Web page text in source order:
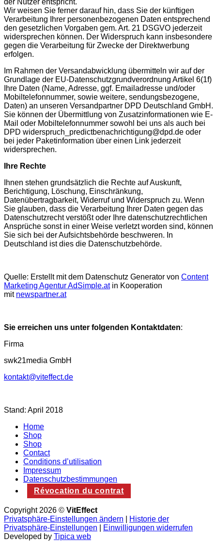
Wir weisen Sie ferner darauf hin, dass Sie der künftigen
Verarbeitung Ihrer personenbezogenen Daten entsprechend
den gesetzlichen Vorgaben gem. Art. 21 DSGVO jederzeit
widersprechen können. Der Widerspruch kann insbesondere
gegen die Verarbeitung für Zwecke der Direktwerbung
erfolgen.
Im Rahmen der Versandabwicklung übermitteln wir auf der
Grundlage der EU-Datenschutzgrundverordnung Artikel 6(1f)
Ihre Daten (Name, Adresse, ggf. Emailadresse und/oder
Mobiltelefonnummer, sowie weitere, sendungsbezogene,
Daten) an unseren Versandpartner DPD Deutschland GmbH.
Sie können der Übermittlung von Zusatzinformationen wie E-
Mail oder Mobiltelefonnummer sowohl bei uns als auch bei
DPD widerspruch_ predictbenachrichtigung@dpd.de oder
bei jeder Paketinformation über einen Link jederzeit
widersprechen.
Ihre Rechte
Ihnen stehen grundsätzlich die Rechte auf Auskunft,
Berichtigung, Löschung, Einschränkung,
Datenübertragbarkeit, Widerruf und Widerspruch zu. Wenn
Sie glauben, dass die Verarbeitung Ihrer Daten gegen das
Datenschutzrecht verstößt oder Ihre datenschutzrechtlichen
Ansprüche sonst in einer Weise verletzt worden sind, können
Sie sich bei der Aufsichtsbehörde beschweren. In
Deutschland ist dies die Datenschutzbehörde.
Quelle: Erstellt mit dem Datenschutz Generator von Content
Marketing Agentur AdSimple.atin Kooperation
mit newspartner.at
Sie erreichen uns unter folgenden Kontaktdaten:
Firma
swk21media GmbH
kontakt@viteffect.de
Stand: April 2018
Home
Shop
Shop
Contact
Conditions d’utilisation
Impressum
Datenschutzbestimmungen
Révocation du contrat
Copyright 2026 © VitEffect
Privatsphäre-Einstellungen ändern
Historie der
Privatsphäre-Einstellungen
Einwilligungen widerrufen
Developed by Tipica web